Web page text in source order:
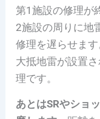
第1施設の修理が
2施設の周りに地
修理を遅らせま
大抵地雷が設置
理です。
あとはSRやショ